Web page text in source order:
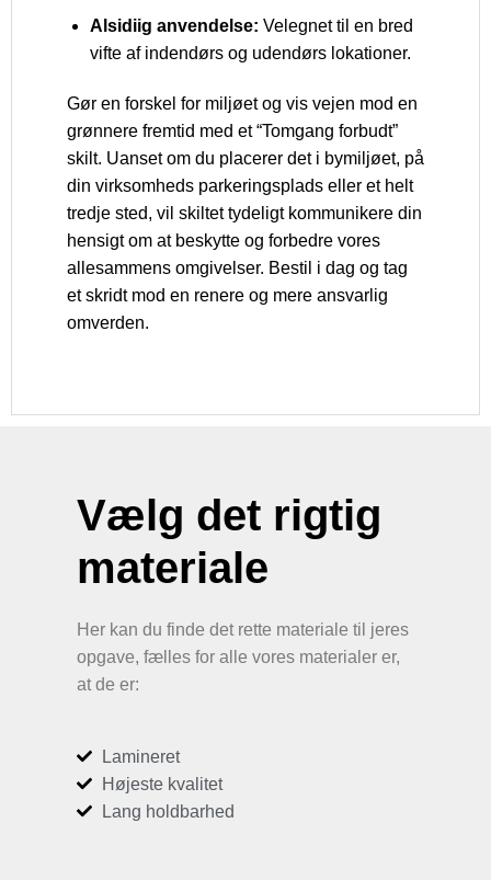
Alsidiig anvendelse: Velegnet til en bred
vifte af indendørs og udendørs lokationer.
Gør en forskel for miljøet og vis vejen mod en
grønnere fremtid med et “Tomgang forbudt”
skilt. Uanset om du placerer det i bymiljøet, på
din virksomheds parkeringsplads eller et helt
tredje sted, vil skiltet tydeligt kommunikere din
hensigt om at beskytte og forbedre vores
allesammens omgivelser. Bestil i dag og tag
et skridt mod en renere og mere ansvarlig
omverden.
Vælg det rigtig
materiale
Her kan du finde det rette materiale til jeres
opgave, fælles for alle vores materialer er,
at de er:
Lamineret
Højeste kvalitet
Lang holdbarhed